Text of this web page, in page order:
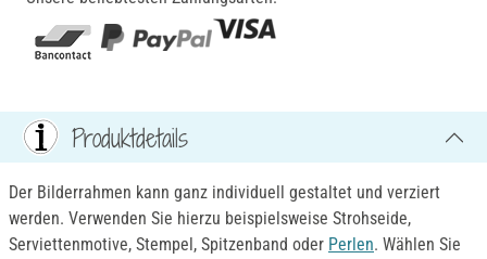
Produktdetails
Der Bilderrahmen kann ganz individuell gestaltet und verziert
werden. Verwenden Sie hierzu beispielsweise Strohseide,
Serviettenmotive, Stempel, Spitzenband oder Perlen. Wählen Sie